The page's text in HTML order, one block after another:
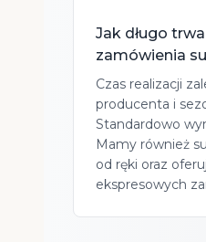
Jak długo
zamówienia
Czas realizacji
producenta i
Standardowo
Mamy również
od ręki oraz
ekspresowych